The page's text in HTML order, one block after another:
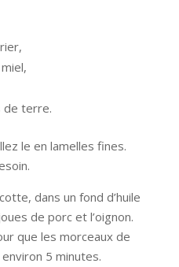
de terre.
le en lamelles fines.
dans un fond d’huile
de porc et l’oignon.
que les morceaux de
5 minutes.